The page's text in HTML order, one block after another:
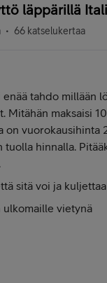
läppärillä
66 katselukertaa
enää tahdo millään
Mitähän maksaisi
on vuorokausihinta
hinnalla.
sitä voi ja
ulkomaille vietynä